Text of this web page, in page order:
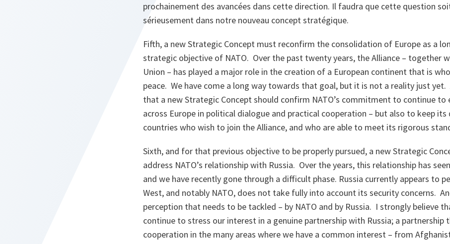
prochainement des avancées dans cette direction. Il faudra que cette question
sérieusement dans notre nouveau concept stratégique.
Fifth, a new Strategic Concept must reconfirm the consolidation of Europe as a
strategic objective of NATO. Over the past twenty years, the Alliance – together
Union – has played a major role in the creation of a European continent that is
peace. We have come a long way towards that goal, but it is not a reality just yet.
that a new Strategic Concept should confirm NATO’s commitment to continue to
across Europe in political dialogue and practical cooperation – but also to keep
countries who wish to join the Alliance, and who are able to meet its rigorous
Sixth, and for that previous objective to be properly pursued, a new Strategic
address NATO’s relationship with Russia. Over the years, this relationship has
and we have recently gone through a difficult phase. Russia currently appears to
West, and notably NATO, does not take fully into account its security concerns.
perception that needs to be tackled – by NATO and by Russia. I strongly believe
continue to stress our interest in a genuine partnership with Russia; a partnership
cooperation in the many areas where we have a common interest – from